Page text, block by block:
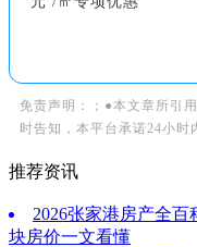
免责声明：；●本文章所引
时告知，本平台承诺24小时
推荐资讯
2026张家港房产全百
块房价一文看懂